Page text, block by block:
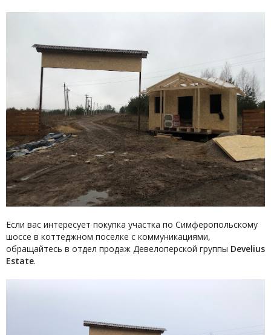
Если вас интересует покупка участка по Симферопольскому
шоссе в коттеджном поселке с коммуникациями,
обращайтесь в отдел продаж Девелоперской группы Develius
Estate.